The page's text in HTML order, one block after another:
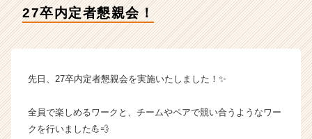
企
業
ら
カ
ト
27卒内定者懇親会！
先日、27卒内定者懇親会を実施いたしました！✨
全員で楽しめるワークと、チームやペアで競い合うようなワー
クを行いました💪💨